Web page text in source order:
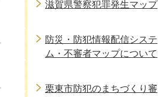
滋賀県警察犯罪発生マップ
防災・防犯情報配信システ
ム・不審者マップについて
栗東市防犯のまちづくり審